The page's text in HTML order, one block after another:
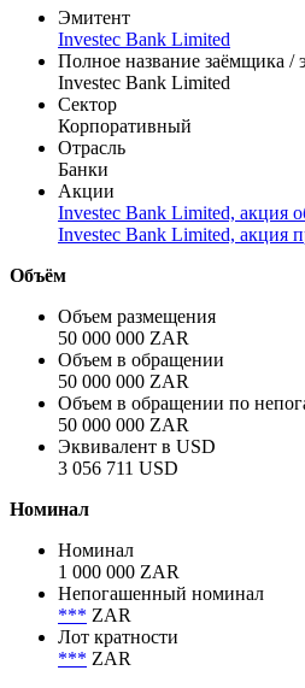
Эмитент
Investec Bank Limited
Полное название заёмщика /
Investec Bank Limited
Сектор
Корпоративный
Отрасль
Банки
Акции
Investec Bank Limited, акция
Investec Bank Limited, акция
Объём
Объем размещения
50 000 000 ZAR
Объем в обращении
50 000 000 ZAR
Объем в обращении по
50 000 000 ZAR
Эквивалент в USD
3 056 711 USD
Номинал
Номинал
1 000 000 ZAR
Непогашенный номинал
*** ZAR
Лот кратности
*** ZAR